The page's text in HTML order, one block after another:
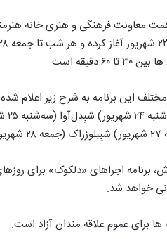
معاونت فرهنگی و هنری خانه
برنامه اجراهای «دلکوک» برای
خواهد شد.
ها برای عموم علاقه مندان آزاد است.